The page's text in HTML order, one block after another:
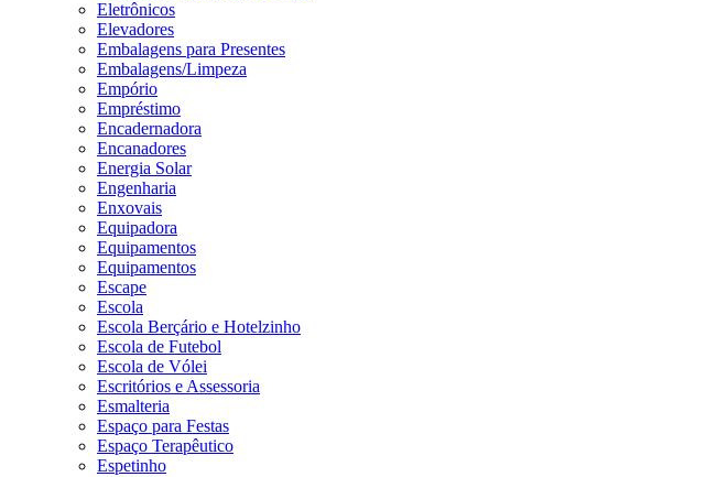
Eletrônicos
Elevadores
Embalagens para Presentes
Embalagens/Limpeza
Empório
Empréstimo
Encadernadora
Encanadores
Energia Solar
Engenharia
Enxovais
Equipadora
Equipamentos
Equipamentos
Escape
Escola
Escola Berçário e Hotelzinho
Escola de Futebol
Escola de Vólei
Escritórios e Assessoria
Esmalteria
Espaço para Festas
Espaço Terapêutico
Espetinho